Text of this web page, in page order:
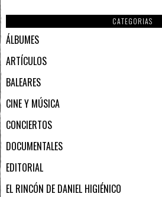
CATEGORIAS
ÁLBUMES
ARTÍCULOS
BALEARES
CINE Y MÚSICA
CONCIERTOS
DOCUMENTALES
EDITORIAL
EL RINCÓN DE DANIEL HIGIÉNICO